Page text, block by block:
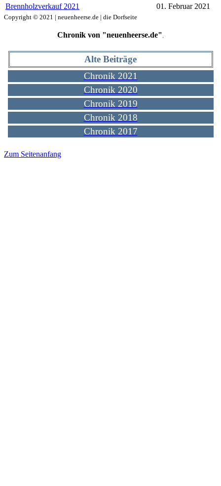
Brennholzverkauf 2021
01. Februar 2021
Copyright © 2021 | neuenheerse.de | die Dorfseite
Chronik von "neuenheerse.de" .
Alte Beiträge
Chronik 2021
Chronik 2020
Chronik 2019
Chronik 2018
Chronik 2017
Zum Seitenanfang